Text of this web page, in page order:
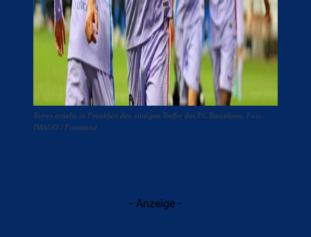
Torres erzielte in Frankfurt den einzigen Treffer des FC Barcelona. Foto:
IMAGO / Fotostand
- Anzeige -